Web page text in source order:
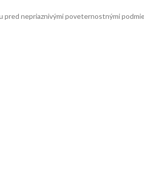
nepriaznivými poveternostnými